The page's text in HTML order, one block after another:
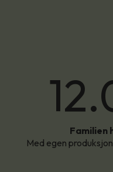
Familien
Med egen